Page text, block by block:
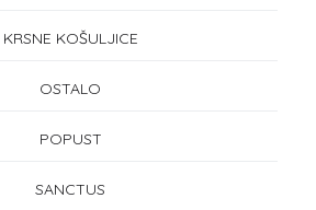
KRSNE KOŠULJICE
OSTALO
POPUST
SANCTUS